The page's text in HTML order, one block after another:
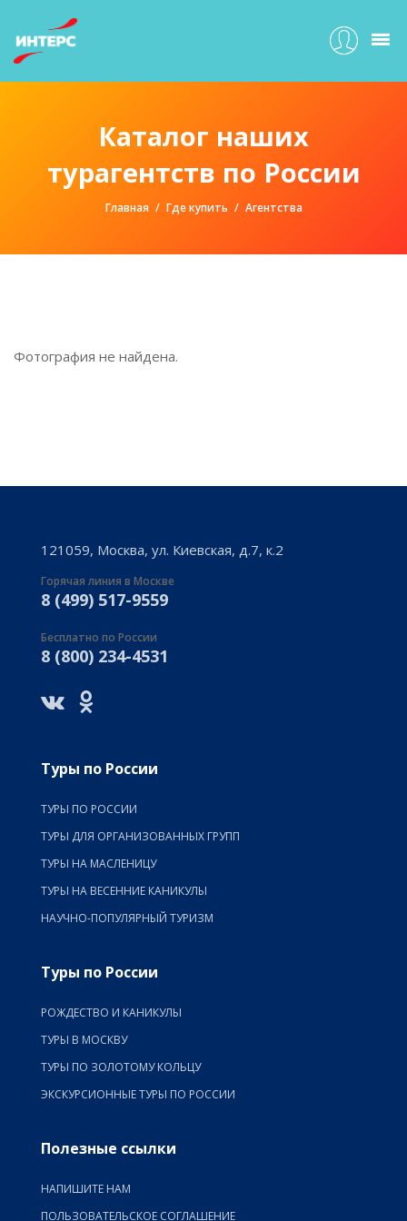
Каталог наших
турагентств по России
Главная Где купить Агентства
Фотография не найдена.
121059, Москва, ул. Киевская, д.7, к.2
Горячая линия в Москве
8 (499) 517-9559
Бесплатно по России
8 (800) 234-4531
Туры по России
ТУРЫ ПО РОССИИ
ТУРЫ ДЛЯ ОРГАНИЗОВАННЫХ ГРУПП
ТУРЫ НА МАСЛЕНИЦУ
ТУРЫ НА ВЕСЕННИЕ КАНИКУЛЫ
НАУЧНО-ПОПУЛЯРНЫЙ ТУРИЗМ
Туры по России
РОЖДЕСТВО И КАНИКУЛЫ
ТУРЫ В МОСКВУ
ТУРЫ ПО ЗОЛОТОМУ КОЛЬЦУ
ЭКСКУРСИОННЫЕ ТУРЫ ПО РОССИИ
Полезные ссылки
НАПИШИТЕ НАМ
ПОЛЬЗОВАТЕЛЬСКОЕ СОГЛАШЕНИЕ